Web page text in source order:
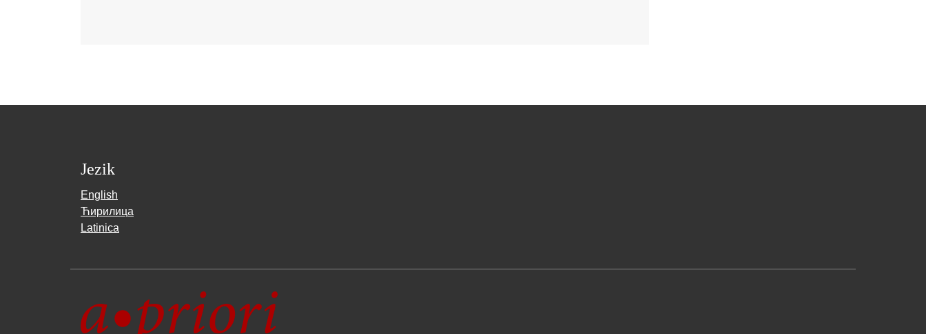
Jezik
English
Ћирилица
Latinica